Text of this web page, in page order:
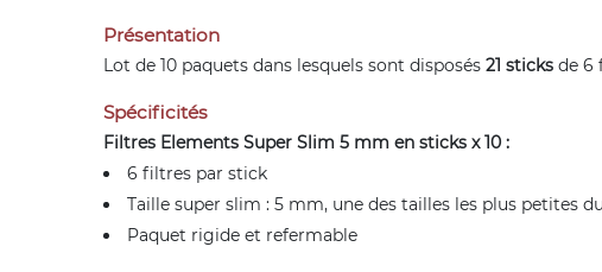
Présentation
Lot de 10 paquets dans lesquels sont disposés 21 sticks de 6
Spécificités
Filtres Elements Super Slim 5 mm en sticks x 10 :
6 filtres par stick
Taille super slim : 5 mm, une des tailles les plus petites
Paquet rigide et refermable